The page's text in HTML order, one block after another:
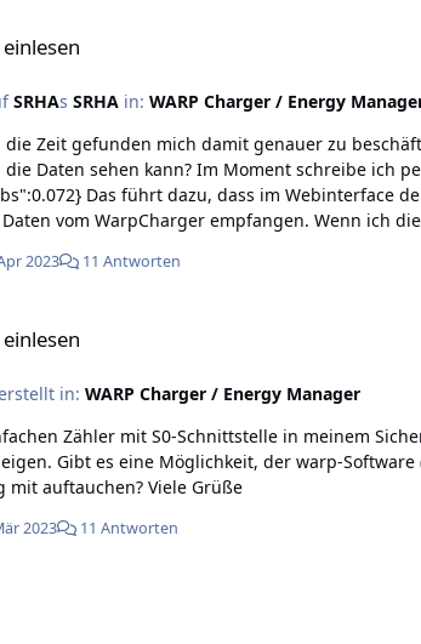
SRHAs SRHAin: WARP Charger / Energy
mich damit genauer zu beschäftigen. Jetzt fehlen mir ein
Daten sehen kann? Im Moment schreibe ich
gibt es dort leider keine. Auch evcc kann so
ich die warp/SzS/meter/values_update usw. Werte richtig gesetzt habe, schreibt die Box dann
2023 11 Antworten
in: WARP Charger / Energy Manager
dass die Werte auf der
Webseite und im Ladelog mit auftauchen? Viele Grüße
2023 11 Antworten